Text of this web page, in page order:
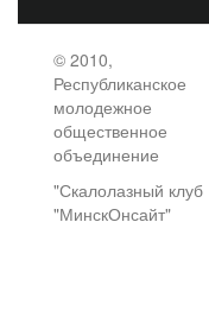
© 2010,
Республиканское
молодежное
общественное
объединение
"Скалолазный клуб
"МинскОнсайт"